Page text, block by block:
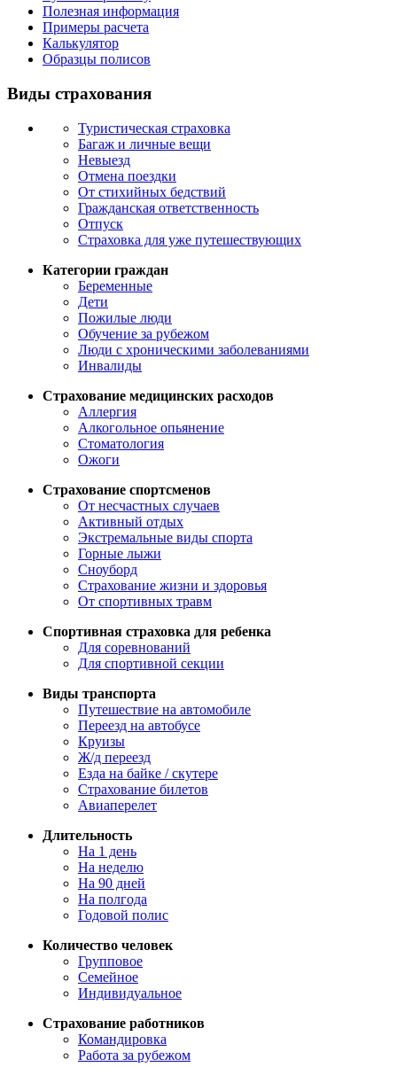
Полезная информация
Примеры расчета
Калькулятор
Образцы полисов
Виды страхования
Туристическая страховка
Багаж и личные вещи
Невыезд
Отмена поездки
От стихийных бедствий
Гражданская ответственность
Отпуск
Страховка для уже путешествующих
Категории граждан
Беременные
Дети
Пожилые люди
Обучение за рубежом
Люди с хроническими заболеваниями
Инвалиды
Страхование медицинских расходов
Аллергия
Алкогольное опьянение
Стоматология
Ожоги
Страхование спортсменов
От несчастных случаев
Активный отдых
Экстремальные виды спорта
Горные лыжи
Сноуборд
Страхование жизни и здоровья
От спортивных травм
Спортивная страховка для ребенка
Для соревнований
Для спортивной секции
Виды транспорта
Путешествие на автомобиле
Переезд на автобусе
Круизы
Ж/д переезд
Езда на байке / скутере
Страхование билетов
Авиаперелет
Длительность
На 1 день
На неделю
На 90 дней
На полгода
Годовой полис
Количество человек
Групповое
Семейное
Индивидуальное
Страхование работников
Командировка
Работа за рубежом